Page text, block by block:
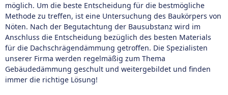
möglich. Um die beste Entscheidung für die bestmögliche
Methode zu treffen, ist eine Untersuchung des Baukörpers von
Nöten. Nach der Begutachtung der Bausubstanz wird im
Anschluss die Entscheidung bezüglich des besten Materials
für die Dachschrägendämmung getroffen. Die Spezialisten
unserer Firma werden regelmäßig zum Thema
Gebäudedämmung geschult und weitergebildet und finden
immer die richtige Lösung!